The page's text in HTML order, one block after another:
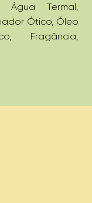
Água Termal,
Ótico, Óleo
Fragância,